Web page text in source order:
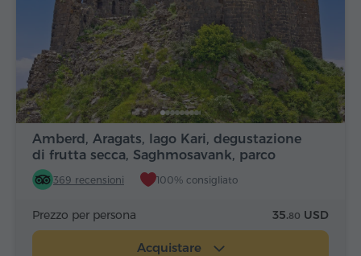
Amberd, Aragats, lago Kari, degustazione
di frutta secca, Saghmosavank, parco
Alfabeto
369 recensioni 100% consigliato
Prezzo per persona 35.80 USD
Acquistare